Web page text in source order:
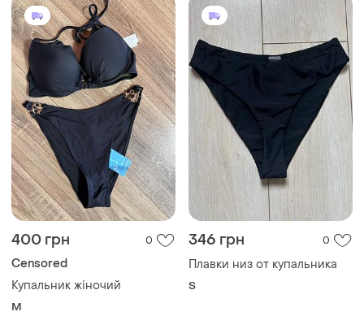
400 грн 0
Censored
Купальник жіночий
M
346 грн 0
Плавки низ от купальника
S